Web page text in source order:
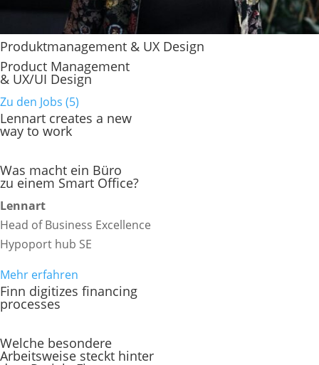
Produktmanagement & UX Design
Product Management
& UX/UI Design
Zu den Jobs (5)
Lennart creates a new
way to work
Was macht ein Büro
zu einem Smart Office?
Lennart
Head of Business Excellence
Hypoport hub SE
Mehr erfahren
Finn digitizes financing
processes
Welche besondere
Arbeitsweise steckt hinter